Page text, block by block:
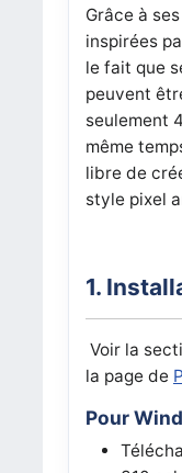
Grâce à
inspirées
le fait que
peuvent
seulement
même
libre de
style pixel
1.
Voir la
la page de
Pour